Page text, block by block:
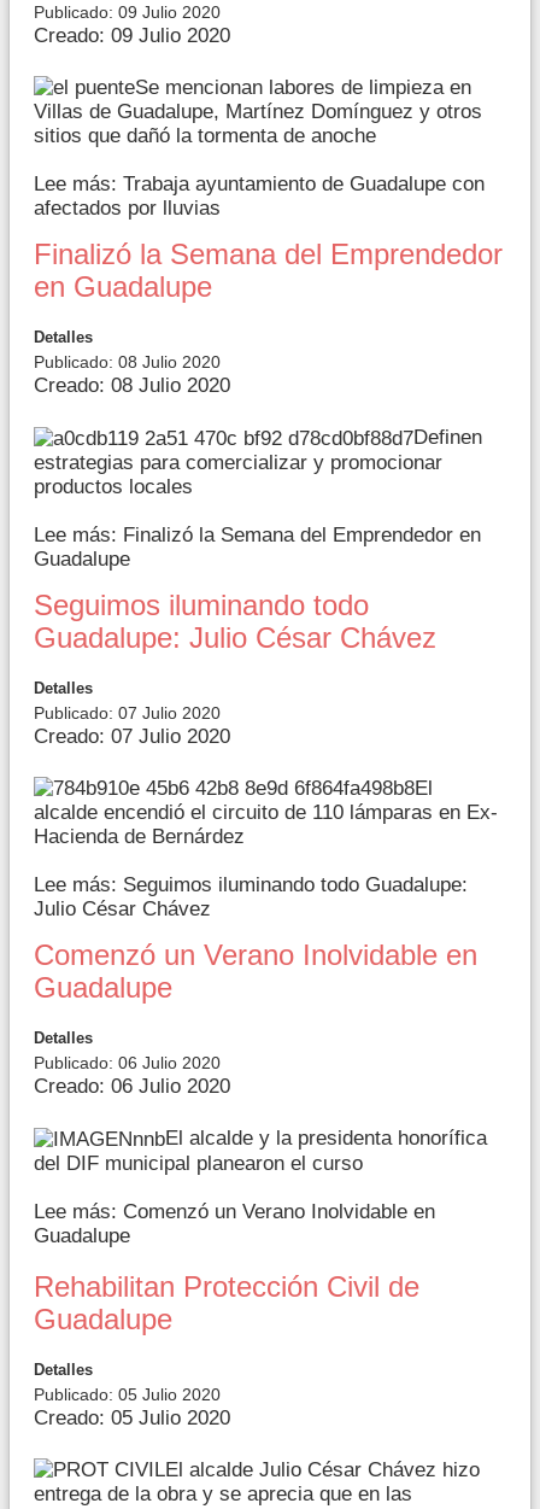
Publicado: 09 Julio 2020
Creado: 09 Julio 2020
Se mencionan labores de limpieza en
Villas de Guadalupe, Martínez Domínguez y otros
sitios que dañó la tormenta de anoche
Lee más: Trabaja ayuntamiento de Guadalupe con
afectados por lluvias
Finalizó la Semana del Emprendedor
en Guadalupe
Detalles
Publicado: 08 Julio 2020
Creado: 08 Julio 2020
Definen
estrategias para comercializar y promocionar
productos locales
Lee más: Finalizó la Semana del Emprendedor en
Guadalupe
Seguimos iluminando todo
Guadalupe: Julio César Chávez
Detalles
Publicado: 07 Julio 2020
Creado: 07 Julio 2020
El
alcalde encendió el circuito de 110 lámparas en Ex-
Hacienda de Bernárdez
Lee más: Seguimos iluminando todo Guadalupe:
Julio César Chávez
Comenzó un Verano Inolvidable en
Guadalupe
Detalles
Publicado: 06 Julio 2020
Creado: 06 Julio 2020
El alcalde y la presidenta honorífica
del DIF municipal planearon el curso
Lee más: Comenzó un Verano Inolvidable en
Guadalupe
Rehabilitan Protección Civil de
Guadalupe
Detalles
Publicado: 05 Julio 2020
Creado: 05 Julio 2020
El alcalde Julio César Chávez hizo
entrega de la obra y se aprecia que en las